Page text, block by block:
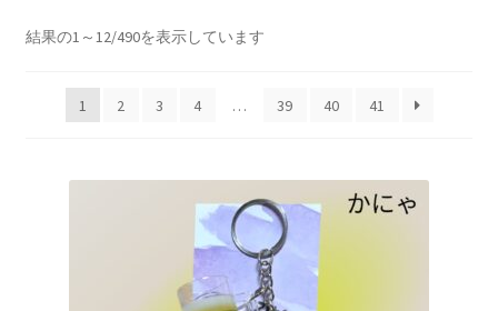
プライバシーポリシー
マイアカウント
結果の1～12/490を表示しています新
順
1 2 3 4 … 39 40 41